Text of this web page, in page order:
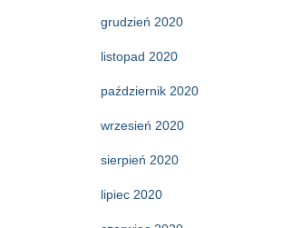
grudzień 2020
listopad 2020
październik 2020
wrzesień 2020
sierpień 2020
lipiec 2020